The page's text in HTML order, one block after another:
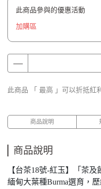
此商品參與的優惠活動
加購區
此商品 「 最高 」可以折抵紅
商品說明
商品說明
【台茶18號-紅玉】「茶
緬甸大葉種Burma選育，